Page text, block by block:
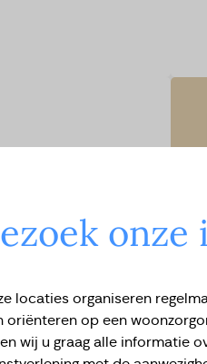
over 28
van 40 m²
uit één-, twee- of
(ook voor
op de gracht of de
over een
badkamer.
wonen’
van uw
onze
locaties organiseren
oriënteren op een
wij u graag alle informatie